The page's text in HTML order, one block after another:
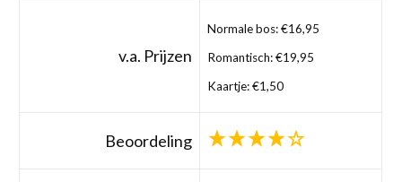
v.a. Prijzen
Normale bos: €16,95
Romantisch: €19,95
Kaartje: €1,50
Beoordeling